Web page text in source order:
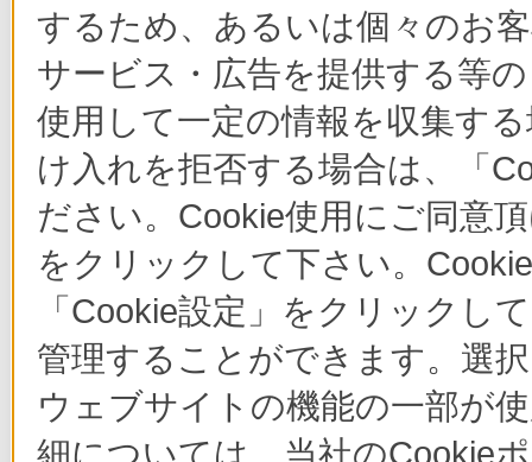
するため、あるいは個々のお
サービス・広告を提供する等
使用して一定の情報を収集す
け入れを拒否する場合は、「
ださい。Cookie使用にご同意
をクリックして下さい。
「Cookie設定」をクリックし
管理することができます。選
ウェブサイトの機能の一部が
細については、当社のCookie